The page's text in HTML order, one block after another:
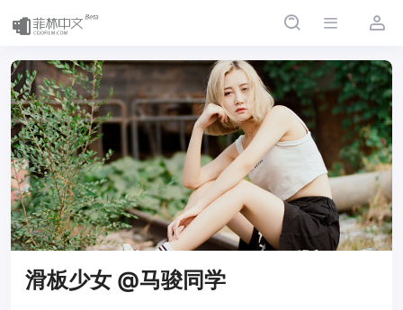
滑板少女 @马骏同学